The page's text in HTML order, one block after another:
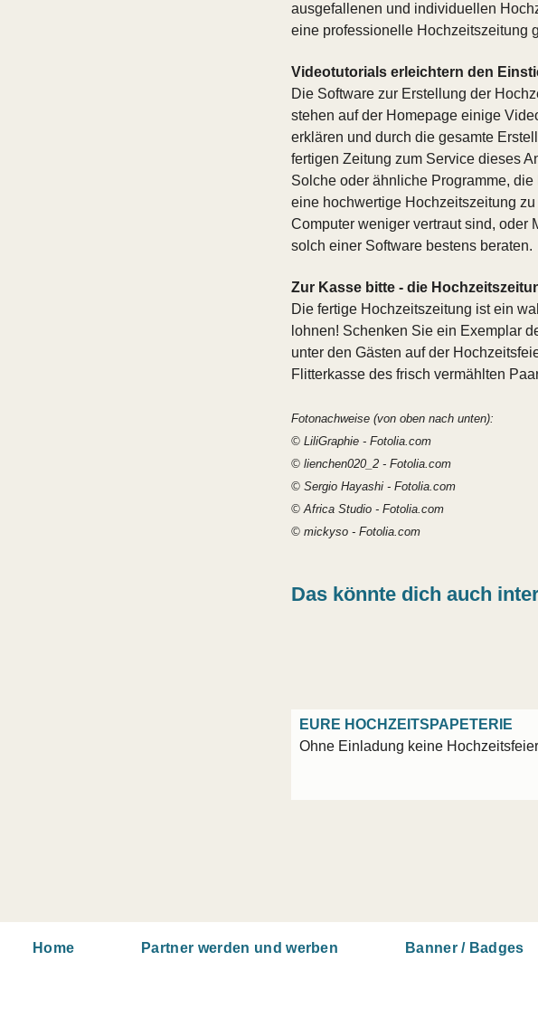
ausgefallenen und individuellen
eine professionelle Hochzeitszeitung
Videotutorials erleichtern den
Die Software zur Erstellung der
stehen auf der Homepage einige
erklären und durch die gesamte
fertigen Zeitung zum Service dieses
Solche oder ähnliche Programme,
eine hochwertige Hochzeitszeitung
Computer weniger vertraut sind, oder
solch einer Software bestens beraten.
Zur Kasse bitte - die
Die fertige Hochzeitszeitung ist ein
lohnen! Schenken Sie ein Exemplar
unter den Gästen auf der
Flitterkasse des frisch vermählten
Fotonachweise (von oben nach unten):
© LiliGraphie - Fotolia.com
© lienchen020_2 - Fotolia.com
© Sergio Hayashi - Fotolia.com
© Africa Studio - Fotolia.com
© mickyso - Fotolia.com
Das könnte dich auch
EURE HOCHZEITSPAPETERIE
Ohne Einladung keine Hochzeitsfeier
Home Partner werden und werben Banner / Badges